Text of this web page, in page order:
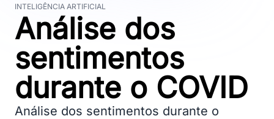
INTELIGÊNCIA ARTIFICIAL
Análise dos
sentimentos
durante o COVID
Análise dos sentimentos durante o